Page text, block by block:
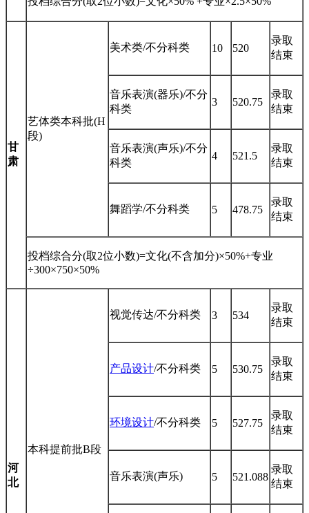
甘
肃
艺体类本科批(H
段)
美术类/不分科类 10 520
录取
结束
音乐表演(器乐)/不分
科类
3 520.75
录取
结束
音乐表演(声乐)/不分
科类
4 521.5
录取
结束
舞蹈学/不分科类 5 478.75
录取
结束
投档综合分(取2位小数)=文化(不含加分)×50%+专业
÷300×750×50%
河
北
本科提前批B段
视觉传达/不分科类 3 534
录取
结束
产品设计/不分科类 5 530.75
录取
结束
环境设计/不分科类 5 527.75
录取
结束
音乐表演(声乐) 5 521.088
录取
结束